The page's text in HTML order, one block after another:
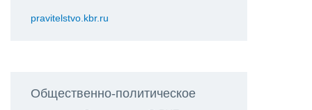
pravitelstvo.kbr.ru
Общественно-политическое